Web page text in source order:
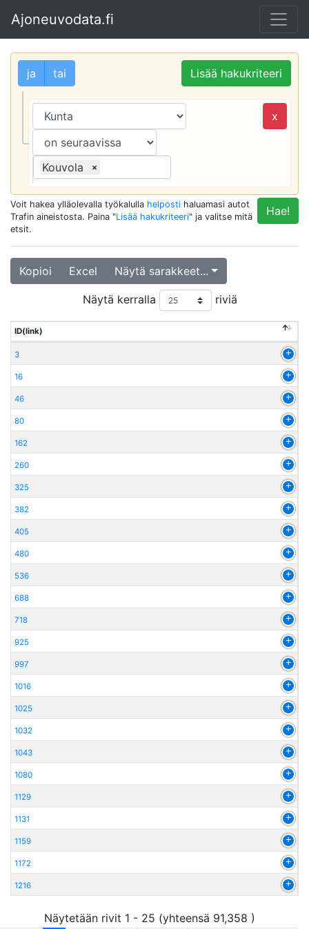
Ajoneuvodata.fi
Lisää hakukriteeri
ja tai
x
Kouvola ×
Hae!
Voit hakea ylläolevalla työkalulla helposti haluamasi autot
Trafin aineistosta. Paina "Lisää hakukriteeri" ja valitse mitä
etsit.
Kopioi Excel Näytä sarakkeet...
Näytä kerralla riviä
ID(link)
3
16
46
80
162
260
325
382
405
480
536
688
718
925
997
1016
1025
1032
1043
1080
1129
1131
1159
1172
1216
Näytetään rivit 1 - 25 (yhteensä 91,358 )